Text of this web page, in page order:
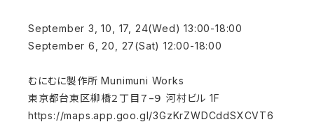
September 3, 10, 17, 24(Wed) 13:00-18:00
September 6, 20, 27(Sat) 12:00-18:00
むにむに製作所 Munimuni Works
東京都台東区柳橋２丁目７−９ 河村ビル 1F
https://maps.app.goo.gl/3GzKrZWDCddSXCVT6